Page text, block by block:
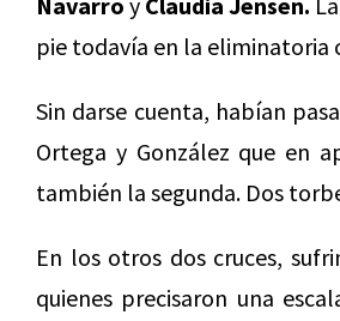
pie todavía en la eliminatoria
Sin darse cuenta, habían
Ortega y González que en
también la segunda. Dos
En los otros dos cruces,
quienes precisaron una